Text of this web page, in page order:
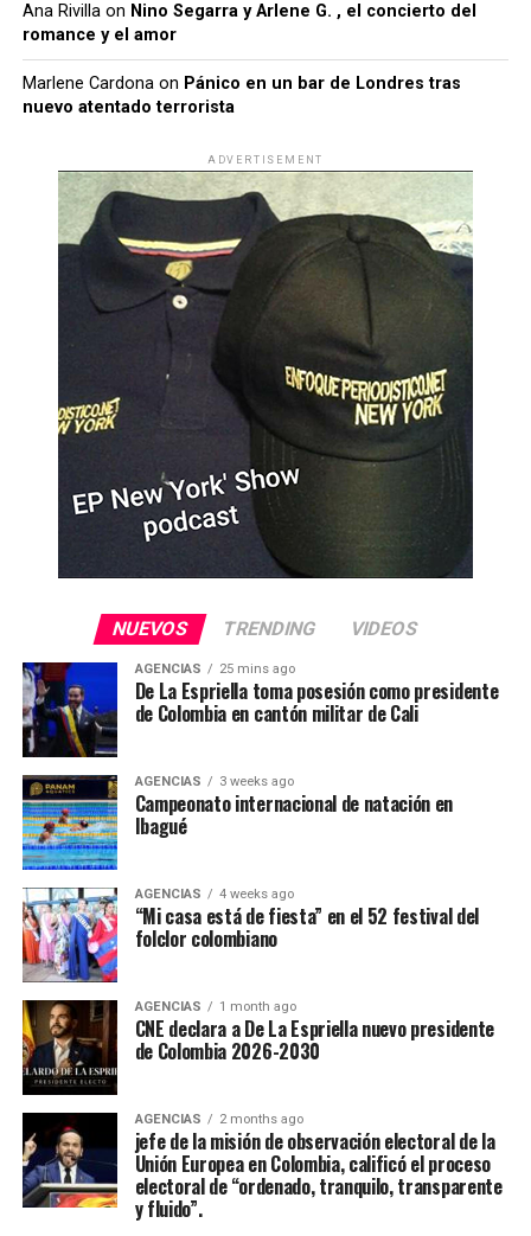
Ana Rivillaon Nino Segarra y Arlene G. , el concierto del
romance y el amor
Marlene Cardonaon Pánico en un bar de Londres tras
nuevo atentado terrorista
ADVERTISEMENT
NUEVOS TRENDING VIDEOS
AGENCIAS 25 mins ago
De La Espriella toma posesión como presidente
de Colombia en cantón militar de Cali
AGENCIAS 3 weeks ago
Campeonato internacional de natación en
Ibagué
AGENCIAS 4 weeks ago
“Mi casa está de fiesta” en el 52 festival del
folclor colombiano
AGENCIAS 1 month ago
CNE declara a De La Espriella nuevo presidente
de Colombia 2026-2030
AGENCIAS 2 months ago
jefe de la misión de observación electoral de la
Unión Europea en Colombia, calificó el proceso
electoral de “ordenado, tranquilo, transparente
y fluido”.